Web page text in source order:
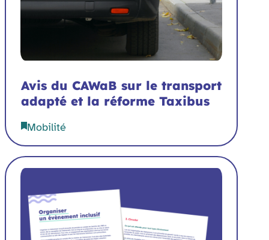
Avis du CAWaB sur le transport
adapté et la réforme Taxibus
Mobilité